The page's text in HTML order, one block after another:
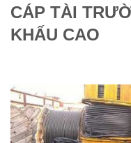
CÁP TÀI
KHẤU CAO